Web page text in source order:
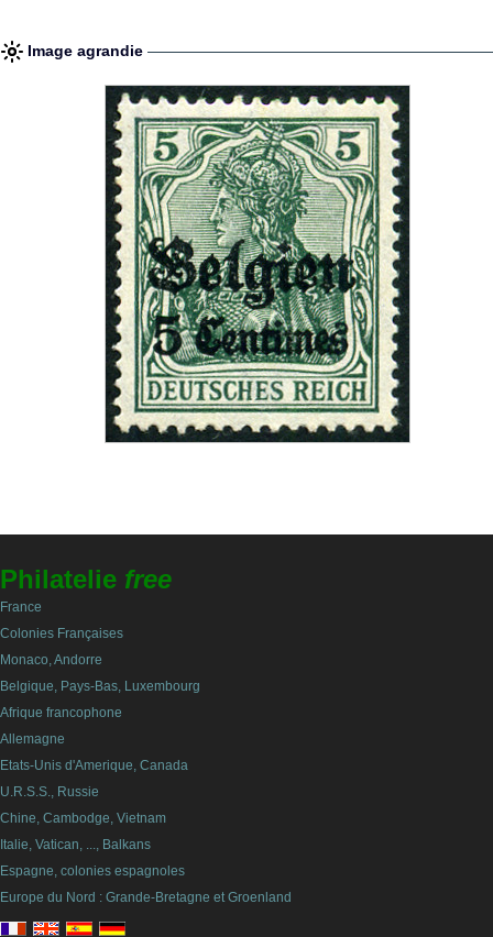
Image agrandie
Philatelie free
France
Colonies Françaises
Monaco, Andorre
Belgique, Pays-Bas, Luxembourg
Afrique francophone
Allemagne
Etats-Unis d'Amerique, Canada
U.R.S.S., Russie
Chine, Cambodge, Vietnam
Italie, Vatican, ..., Balkans
Espagne, colonies espagnoles
Europe du Nord : Grande-Bretagne et Groenland